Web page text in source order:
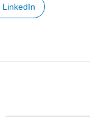
LinkedIn